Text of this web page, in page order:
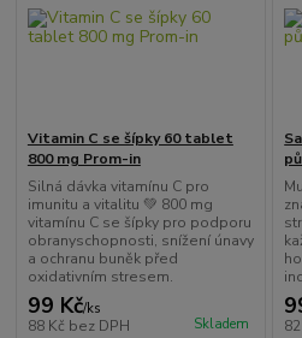
Vitamin C se šípky 60 tablet
800 mg Prom-in
Silná dávka vitamínu C pro
imunitu a vitalitu 💚 800 mg
vitamínu C se šípky pro podporu
obranyschopnosti, snížení únavy
a ochranu buněk před
oxidativním stresem.
99 Kč/ks
88 Kč bez DPH Skladem